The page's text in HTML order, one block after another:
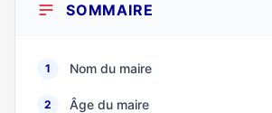
SOMMAIRE
1 Nom du maire
2 Âge du maire